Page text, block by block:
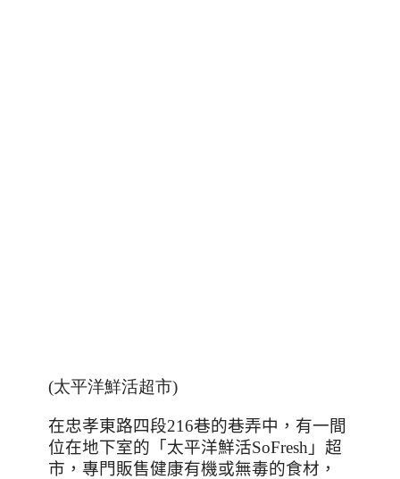
(太平洋鮮活超市)
在忠孝東路四段216巷的巷弄中，有一間
位在地下室的「太平洋鮮活SoFresh 」超
市，專門販售健康有機或無毒的食材，